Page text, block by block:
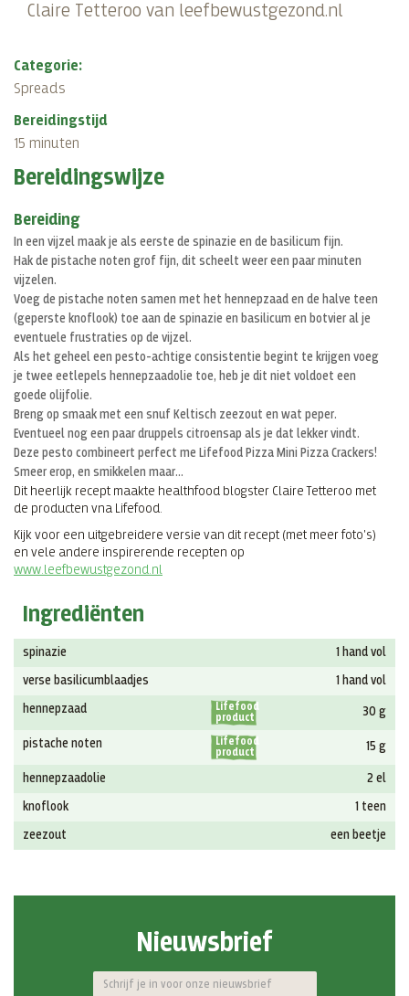
Claire Tetteroo van leefbewustgezond.nl
Categorie:
Spreads
Bereidingstijd
15 minuten
Bereidingswijze
Bereiding
In een vijzel maak je als eerste de spinazie en de basilicum fijn.
Hak de pistache noten grof fijn, dit scheelt weer een paar minuten
vijzelen.
Voeg de pistache noten samen met het hennepzaad en de halve teen
(geperste knoflook) toe aan de spinazie en basilicum en botvier al je
eventuele frustraties op de vijzel.
Als het geheel een pesto-achtige consistentie begint te krijgen voeg
je twee eetlepels hennepzaadolie toe, heb je dit niet voldoet een
goede olijfolie.
Breng op smaak met een snuf Keltisch zeezout en wat peper.
Eventueel nog een paar druppels citroensap als je dat lekker vindt.
Deze pesto combineert perfect me Lifefood Pizza Mini Pizza Crackers!
Smeer erop, en smikkelen maar...
Dit heerlijk recept maakte healthfood blogster Claire Tetteroo met
de producten vna Lifefood.
Kijk voor een uitgebreidere versie van dit recept (met meer foto's)
en vele andere inspirerende recepten op
www.leefbewustgezond.nl
Ingrediënten
spinazie 1 hand vol
verse basilicumblaadjes 1 hand vol
hennepzaad
Lifefood
product
30 g
pistache noten
Lifefood
product
15 g
hennepzaadolie 2 el
knoflook 1 teen
zeezout een beetje
Nieuwsbrief